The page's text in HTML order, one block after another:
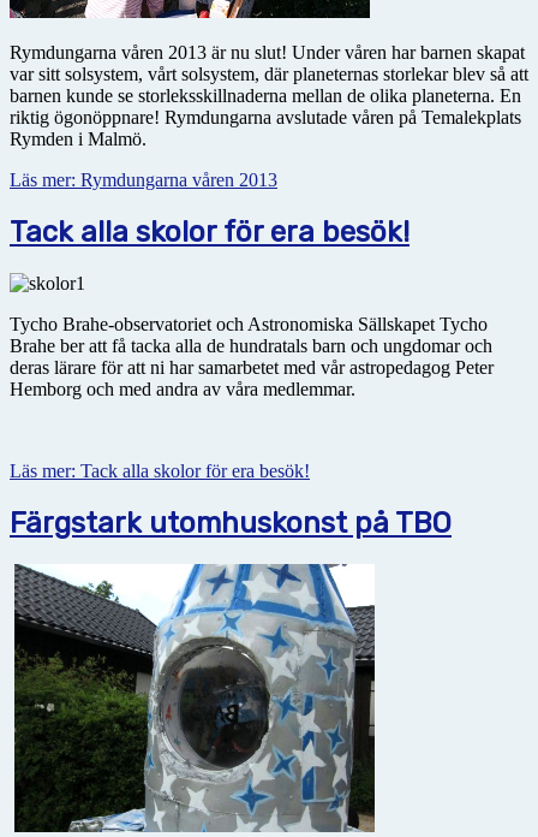
Rymdungarna våren 2013 är nu slut! Under våren har barnen skapat
var sitt solsystem, vårt solsystem, där planeternas storlekar blev så att
barnen kunde se storleksskillnaderna mellan de olika planeterna. En
riktig ögonöppnare! Rymdungarna avslutade våren på Temalekplats
Rymden i Malmö.
Läs mer: Rymdungarna våren 2013
Tack alla skolor för era besök!
Tycho Brahe-observatoriet och Astronomiska Sällskapet Tycho
Brahe ber att få tacka alla de hundratals barn och ungdomar och
deras lärare för att ni har samarbetet med vår astropedagog Peter
Hemborg och med andra av våra medlemmar.
Läs mer: Tack alla skolor för era besök!
Färgstark utomhuskonst på TBO